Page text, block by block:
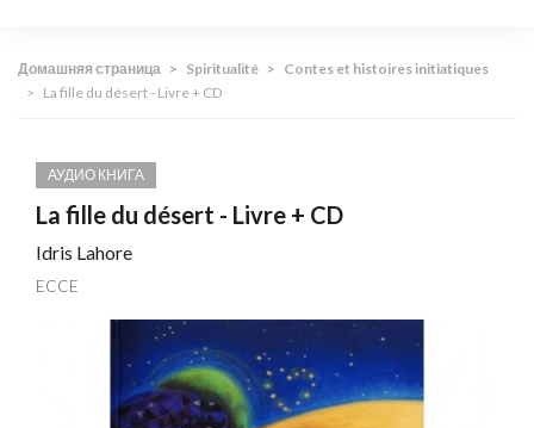
Домашняя страница > Spiritualité > Contes et histoires initiatiques
> La fille du désert - Livre + CD
АУДИО КНИГА
La fille du désert - Livre + CD
Idris Lahore
ECCE